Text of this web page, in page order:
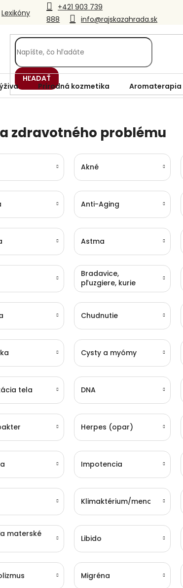
+421 903 739
888
info@rajskazahrada.sk
Lexikóny
HĽADAŤ
Prírodná kozmetika Aromaterapia
zdravotného problému
Akné
Anti-Aging
Astma
Bradavice,
pľuzgiere, kurie
oká
Chudnutie
Cysty a myómy
tela DNA
Herpes (opar)
Impotencia
Klimaktérium/menopauza
materské
Libido
Migréna